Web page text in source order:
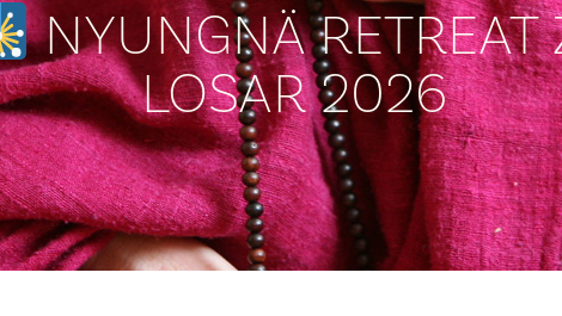
NYUNGNÄ RETREAT
LOSAR 2026